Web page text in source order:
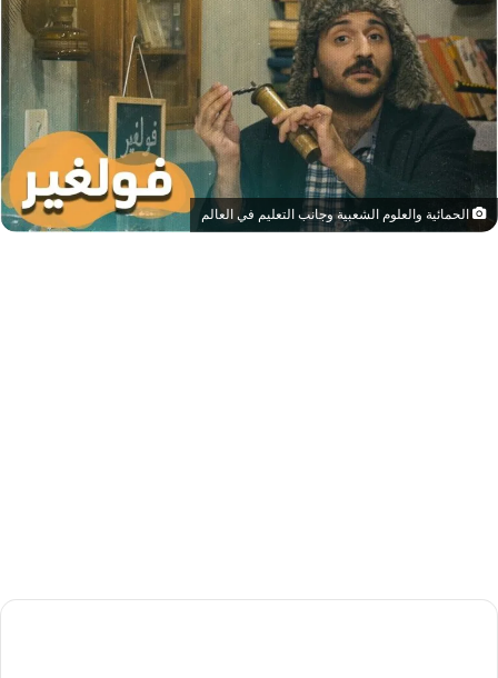
الحمائية والعلوم الشعبية وجانب التعليم في العالم